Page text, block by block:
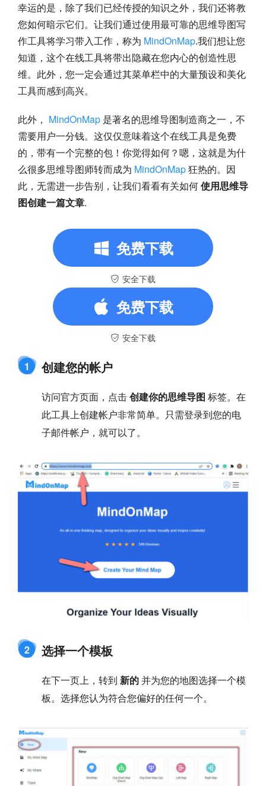
幸运的是，除了我们已经传授的知识之外，我们还将教
您如何暗示它们。让我们通过使用最可靠的思维导图写
作工具将学习带入工作，称为 MindOnMap.我们想让您
知道，这个在线工具将带出隐藏在您内心的创造性思
维。此外，您一定会通过其菜单栏中的大量预设和美化
工具而感到高兴。
此外， MindOnMap 是著名的思维导图制造商之一，不
需要用户一分钱。这仅仅意味着这个在线工具是免费
的，带有一个完整的包！你觉得如何？嗯，这就是为什
么很多思维导图师转而成为 MindOnMap狂热的。因
此，无需进一步告别，让我们看看有关如何使用思维导
图创建一篇文章.
免费下载
安全下载
免费下载
安全下载
1 创建您的帐户
访问官方页面，点击创建你的思维导图 标签。在
此工具上创建帐户非常简单。只需登录到您的电
子邮件帐户，就可以了。
2 选择一个模板
在下一页上，转到 新的并为您的地图选择一个模
板。选择您认为符合您偏好的任何一个。